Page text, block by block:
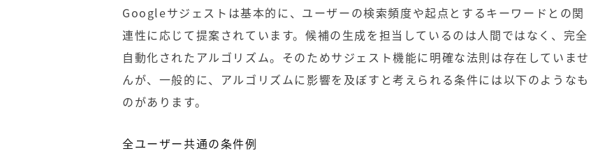
Googleサジェストは基本的に、ユーザーの検索頻度や起点とするキーワードとの関
連性に応じて提案されています。候補の生成を担当しているのは人間ではなく、完全
自動化されたアルゴリズム。そのためサジェスト機能に明確な法則は存在していませ
んが、一般的に、アルゴリズムに影響を及ぼすと考えられる条件には以下のようなも
のがあります。
全ユーザー共通の条件例